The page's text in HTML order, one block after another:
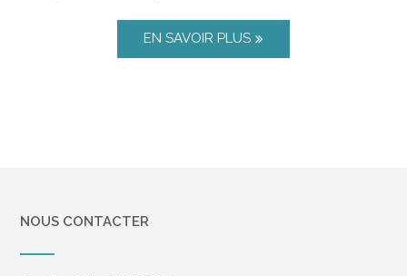
EN SAVOIR PLUS
NOUS CONTACTER